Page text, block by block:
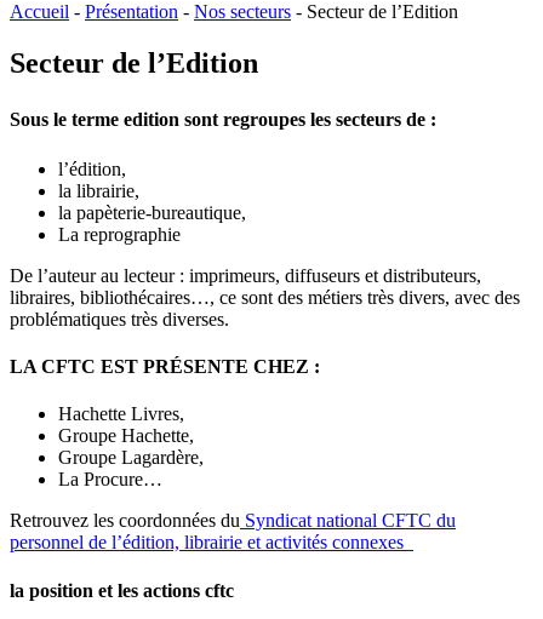
Accueil - Présentation - Nos secteurs - Secteur de l’Edition
Secteur de l’Edition
Sous le terme edition sont regroupes les secteurs de :
l’édition,
la librairie,
la papèterie-bureautique,
La reprographie
De l’auteur au lecteur : imprimeurs, diffuseurs et distributeurs,
libraires, bibliothécaires…, ce sont des métiers très divers, avec des
problématiques très diverses.
LA CFTC EST PRÉSENTE CHEZ :
Hachette Livres,
Groupe Hachette,
Groupe Lagardère,
La Procure…
Retrouvez les coordonnées du Syndicat national CFTC du
personnel de l’édition, librairie et activités connexes
la position et les actions cftc